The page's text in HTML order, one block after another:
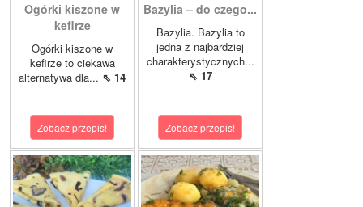
Ogórki kiszone w
kefirze
Ogórki kiszone w
kefirze to ciekawa
alternatywa dla... ⇖ 14
Zobacz przepis!
Bazylia – do czego...
Bazylia. Bazylia to
jedna z najbardziej
charakterystycznych...
⇖ 17
Zobacz przepis!